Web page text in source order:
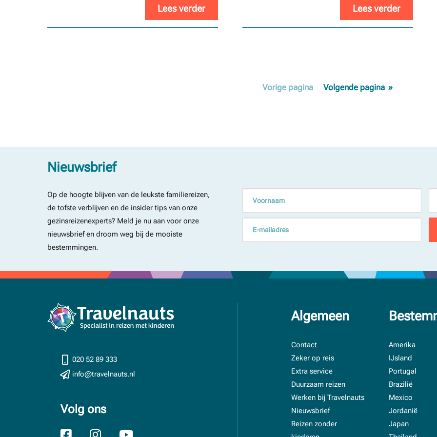
Lees verder Lees verder
Vorige pagina Volgende pagina
Nieuwsbrief
Op de hoogte blijven van de leukste familiereizen,
de tofste verblijven en de insider tips van onze
gezinsreizenexperts? Meld je nu aan voor onze
nieuwsbrief en droom weg bij de mooiste
bestemmingen.
020 52 89 333
info@travelnauts.nl
Volg ons
Algemeen
Contact
Zeker op reis
Extra service
Duurzaam reizen
Werken bij Travelnauts
Nieuwsbrief
Reizen zonder
Amerika
IJsland
Portugal
Brazilië
Mexico
Jordanië
Japan